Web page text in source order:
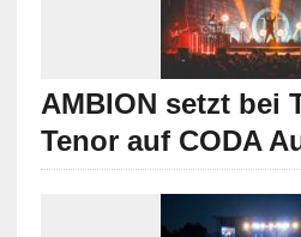
AMBION setzt bei
Tenor auf CODA